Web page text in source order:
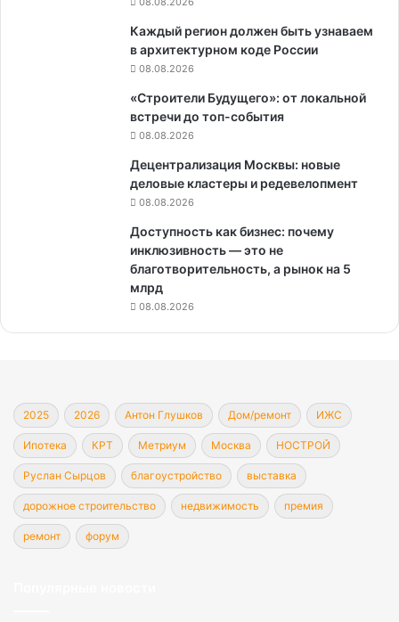
Каждый регион должен быть узнаваем
в архитектурном коде России
08.08.2026
«Строители Будущего»: от локальной
встречи до топ-события
08.08.2026
Децентрализация Москвы: новые
деловые кластеры и редевелопмент
08.08.2026
Доступность как бизнес: почему
инклюзивность — это не
благотворительность, а рынок на 5
млрд
08.08.2026
2025 2026 Антон Глушков Дом/ремонт ИЖС
Ипотека КРТ Метриум Москва НОСТРОЙ
Руслан Сырцов благоустройство выставка
дорожное строительство недвижимость премия
ремонт форум